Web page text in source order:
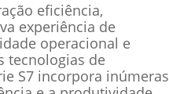
eficiência,
experiência de
operacional e
tecnologias de
S7 incorpora inúmeras